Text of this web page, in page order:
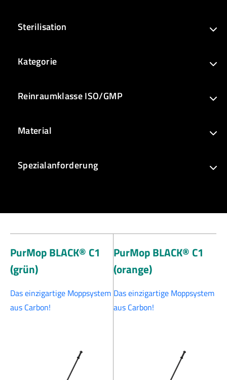
Sterilisation
Kategorie
Reinraumklasse ISO/GMP
Material
Spezialanforderung
PurMop BLACK® C1
(grün)
Das einzigartige Moppsystem
aus Carbon!
PurMop BLACK® C1
(orange)
Das einzigartige Moppsystem
aus Carbon!